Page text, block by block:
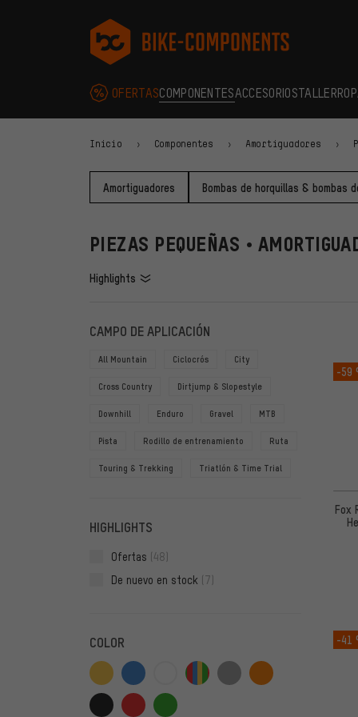
bike-components.de Página de inicio
OFERTASCOMPONENTESACCESORIOSTALLER
Inicio Componentes Amortiguadores
Amortiguadores Bombas de horquillas & bombas
PIEZAS PEQUEÑAS •
Highlights
FILTROS
CAMPO DE APLICACIÓN
All Mountain Ciclocrós City
Cross Country Dirtjump & Slopestyle
Downhill Enduro Gravel MTB
Pista Rodillo de entrenamiento Ruta
Touring & Trekking Triatlón & Time Trial
HIGHLIGHTS
Ofertas (48)
De nuevo en stock (7)
COLOR
-59
Fox
-41